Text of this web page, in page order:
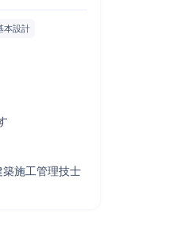
本設計
施工管理技士